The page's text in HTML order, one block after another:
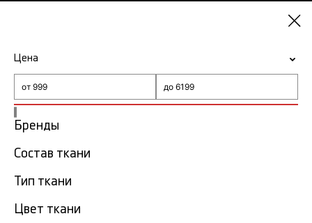
-15% на ткани по промокоду NY15
ГлавнаяToile de Jouy
Toile de Jouy в Челябинске
Фильтр
Показать все
Цена
Бренды
Состав ткани
Тип ткани
Цвет ткани